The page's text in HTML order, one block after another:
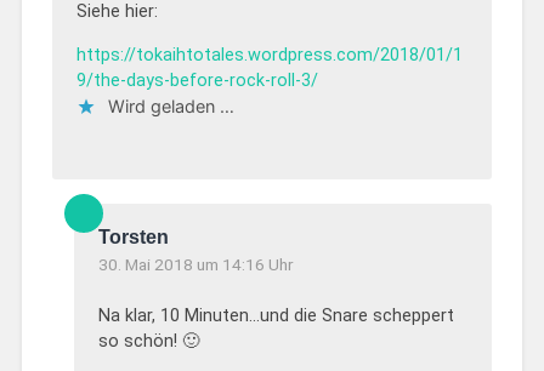
Siehe hier:
https://tokaihtotales.wordpress.com/2018/01/1
9/the-days-before-rock-roll-3/
Wird geladen …
Torsten
30. Mai 2018 um 14:16 Uhr
Na klar, 10 Minuten…und die Snare scheppert
so schön! 🙂